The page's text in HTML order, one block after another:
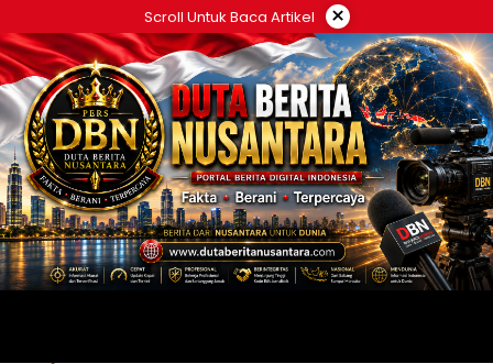
ke
konten
Scroll Untuk Baca Artikel ×